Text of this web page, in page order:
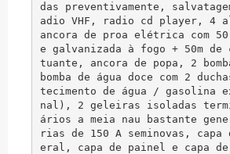
das preventivamente,
adio VHF, radio cd player, 4
ancora de proa elétrica com
e galvanizada à fogo + 50m
tuante, ancora de popa, 2
bomba de água doce com 2
tecimento de água / gasolina
nal), 2 geleiras isoladas
ários a meia nau bastante
rias de 150 A seminovas, capa
eral, capa de painel e capa